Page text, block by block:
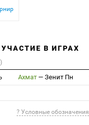
В ИГРАХ
Ахмат — Зенит Пн
? Условные обозначения